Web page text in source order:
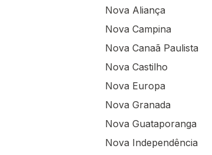
Nova Aliança
Nova Campina
Nova Canaã Paulista
Nova Castilho
Nova Europa
Nova Granada
Nova Guataporanga
Nova Independência